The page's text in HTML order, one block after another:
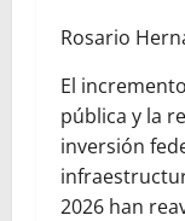
Rosario
El
pública y la
inversión
2026 han